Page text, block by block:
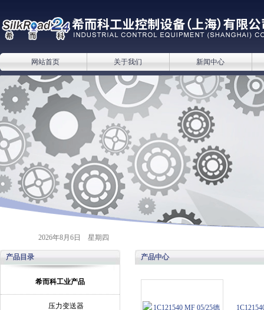
网站首页 关于我们 新闻中心
2026年8月6日 星期四
产品目录
希而科工业产品
压力变送器
产品中心